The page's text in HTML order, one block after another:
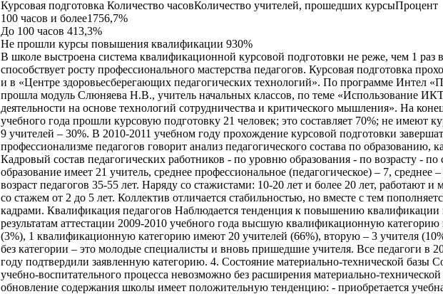
Курсовая подготовка Количество часовКоличество учителей, прошедших курсыПроцент
100 часов и более1756,7%
До 100 часов 413,3%
Не прошли курсы повышения квалификации 930%
В школе выстроена система квалификационной курсовой подготовки не реже, чем 1 раз
способствует росту профессионального мастерства педагогов. Курсовая подготовка
и в «Центре здоровьесберегающих педагогических технологий». По программе Интел
прошла модуль Слюняева Н.В., учитель начальных классов, по теме «Использование
деятельности на основе технологий сотрудничества и критического мышления». На
учебного года прошли курсовую подготовку 21 человек; это составляет 70%; не имеют
9 учителей – 30%. В 2010-2011 учебном году прохождение курсовой подготовки
профессионализме педагогов говорит анализ педагогического состава по образованию,
Кадровый состав педагогических работников - по уровню образования - по возрасту -
образование имеет 21 учитель, среднее профессиональное (педагогическое) – 7,
возраст педагогов 35-55 лет. Наряду со стажистами: 10-20 лет и более 20 лет, работают и
со стажем от 2 до 5 лет. Коллектив отличается стабильностью, но вместе с тем
кадрами. Квалификация педагогов Наблюдается тенденция к повышению квалификации
результатам аттестации 2009-2010 учебного года высшую квалификационную категорию
(3%), 1 квалификационную категорию имеют 20 учителей (66%), вторую – 3 учителя
без категории – это молодые специалисты и вновь пришедшие учителя. Все педагоги в
году подтвердили заявленную категорию. 4. Состояние материально-технической базы
учебно-воспитательного процесса невозможно без расширения материально-
обновление содержания школы имеет положительную тенденцию: - приобретается